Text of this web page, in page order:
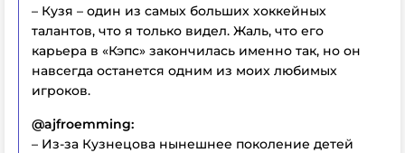
– Кузя – один из самых больших хоккейных
талантов, что я только видел. Жаль, что его
карьера в «Кэпс» закончилась именно так, но он
навсегда останется одним из моих любимых
игроков.
@ajfroemming:
– Из-за Кузнецова нынешнее поколение детей